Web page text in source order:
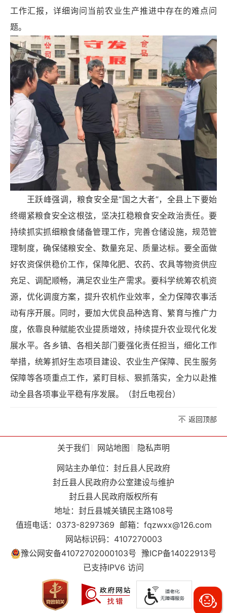
工作汇报，详细询问当前农业生产推进中存在的难点问
题。
王跃峰强调，粮食安全是“国之大者”，全县上下要始
终绷紧粮食安全这根弦，坚决扛稳粮食安全政治责任。要
持续抓实抓细粮食储备管理工作，完善仓储设施，规范管
理制度，确保储粮安全、数量充足、质量达标。要全面做
好农资保供稳价工作，保障化肥、农药、农具等物资供应
充足、调配顺畅，满足农业生产需求。要科学统筹农机资
源，优化调度方案，提升农机作业效率，全力保障农事活
动有序开展。同时，要加大优良品种选育、繁育与推广力
度，依靠良种赋能农业提质增效，持续提升农业现代化发
展水平。各乡镇、各相关部门要强化责任担当，细化工作
举措，统筹抓好生态项目建设、农业生产保障、民生服务
保障等各项重点工作，紧盯目标、狠抓落实，全力以赴推
动全县各项事业平稳有序发展。（封丘电视台）
返回顶部
关于我们 网站地图
隐私声明
网站主办单位：封丘县人民政府
封丘县人民政府办公室建设与维护
封丘县人民政府版权所有
地址：封丘县城关镇民主路108号
值班电话：0373-8297369 邮箱：fqzwxx@126.com
网站标识码：4107270003
豫公网安备41072702000103号 豫ICP备14022913号
已支持IPV6 访问